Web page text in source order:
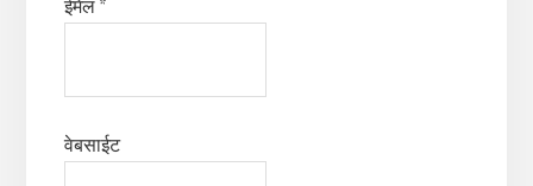
ईमेल *
वेबसाईट